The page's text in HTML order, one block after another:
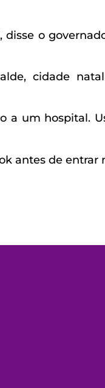
o
cidade
a um hospital.
antes de entrar